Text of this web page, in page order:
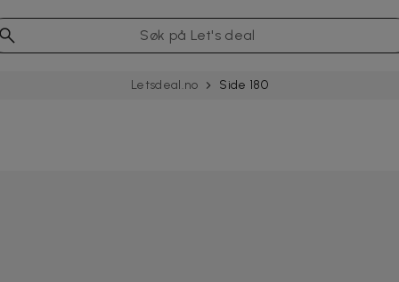
Letsdeal.no Side 180